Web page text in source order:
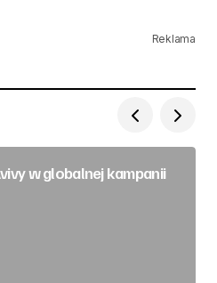
Reklama
w globalnej kampanii